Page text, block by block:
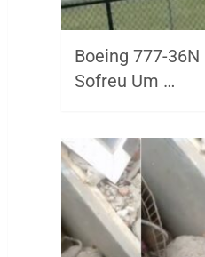
Boeing 777-
Sofreu Um …